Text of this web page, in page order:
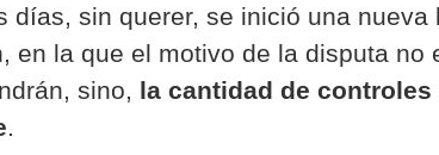
días, sin querer, se inició una
en la que el motivo de la disputa
sino, la cantidad de
.